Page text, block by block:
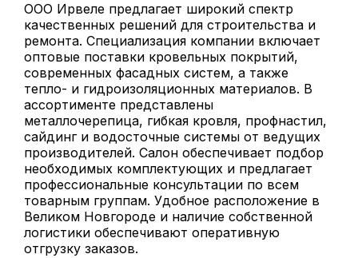
ООО Ирвеле предлагает широкий спектр
качественных решений для строительства и
ремонта. Специализация компании включает
оптовые поставки кровельных покрытий,
современных фасадных систем, а также
тепло- и гидроизоляционных материалов. В
ассортименте представлены
металлочерепица, гибкая кровля, профнастил,
сайдинг и водосточные системы от ведущих
производителей. Салон обеспечивает подбор
необходимых комплектующих и предлагает
профессиональные консультации по всем
товарным группам. Удобное расположение в
Великом Новгороде и наличие собственной
логистики обеспечивают оперативную
отгрузку заказов.